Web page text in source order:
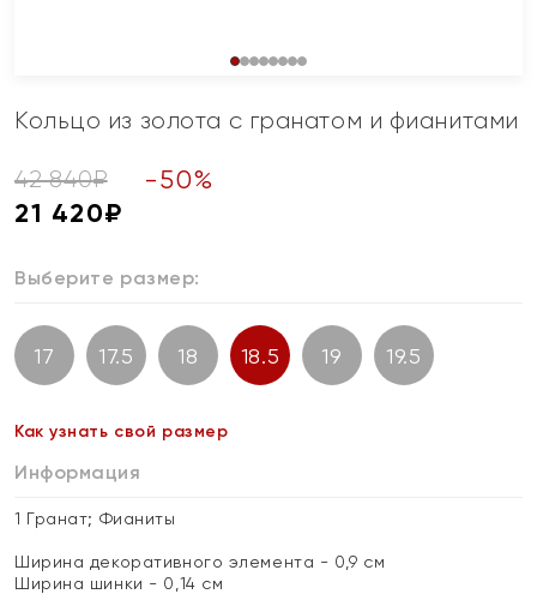
Кольцо из золота с гранатом и фианитами
42 840₽ -50%
21 420₽
Выберите размер:
17 17.5 18 18.5 19 19.5
Как узнать свой размер
Информация
1 Гранат; Фианиты
Ширина декоративного элемента - 0,9 см
Ширина шинки - 0,14 см